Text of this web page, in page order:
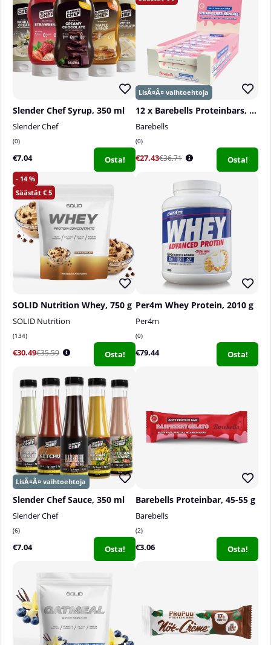
ulottumattomissa.
Ravintolisä:
Suositeltua päivittäisannosta ei saa ylittää. Ei saa
käyttää monipuolisen ruokavalion korvikkeena.
Säilytettävä lasten ulottumattomissa.
Slender Chef Syrup, 350 ml
Slender Chef
0
€7.04 Osta!
12 x Barebells Proteinbars, 55 g
Barebells
0
€27.43€36.71 Osta!
14
5
SOLID Nutrition Whey, 750 g
SOLID Nutrition
134
€30.49€35.59 Osta!
Per4m Whey Protein, 2010 g
Per4m
0
€79.44 Osta!
Slender Chef Sauce, 350 ml
Slender Chef
6
€7.04 Osta!
Barebells Proteinbar, 45-55 g
Barebells
2
€3.06 Osta!